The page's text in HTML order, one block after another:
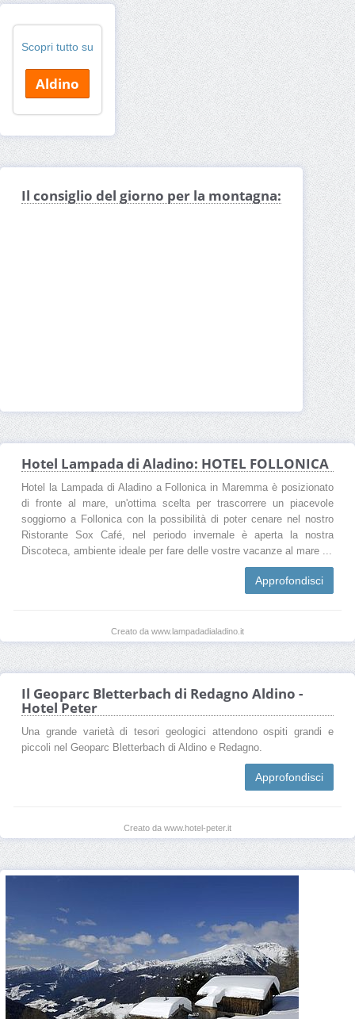
Scopri tutto su
Aldino
Il consiglio del giorno per la montagna:
Hotel Lampada di Aladino: HOTEL FOLLONICA
Hotel la Lampada di Aladino a Follonica in Maremma è posizionato
di fronte al mare, un'ottima scelta per trascorrere un piacevole
soggiorno a Follonica con la possibilità di poter cenare nel nostro
Ristorante Sox Café, nel periodo invernale è aperta la nostra
Discoteca, ambiente ideale per fare delle vostre vacanze al mare ...
Approfondisci
Creato da www.lampadadialadino.it
Il Geoparc Bletterbach di Redagno Aldino -
Hotel Peter
Una grande varietà di tesori geologici attendono ospiti grandi e
piccoli nel Geoparc Bletterbach di Aldino e Redagno.
Approfondisci
Creato da www.hotel-peter.it